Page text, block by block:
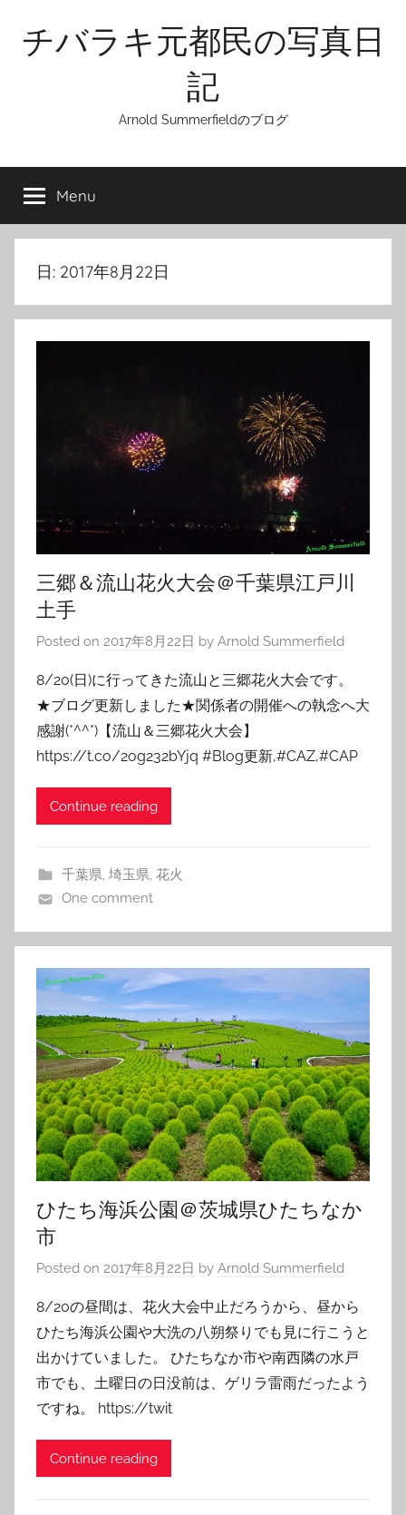
content
チバラキ元都民の写真日
記
Arnold Summerfieldのブログ
Menu
日: 2017年8月22日
三郷＆流山花火大会＠千葉県江戸川
土手
Posted on 2017年8月22日 by Arnold Summerfield
8/20(日)に行ってきた流山と三郷花火大会です。
★ブログ更新しました★関係者の開催への執念へ大
感謝(*^^*)【流山＆三郷花火大会】
https://t.co/2og232bYjq #Blog更新,#CAZ,#CAP
Continue reading
千葉県, 埼玉県, 花火
One comment
ひたち海浜公園＠茨城県ひたちなか
市
Posted on 2017年8月22日 by Arnold Summerfield
8/20の昼間は、花火大会中止だろうから、昼から
ひたち海浜公園や大洗の八朔祭りでも見に行こうと
出かけていました。 ひたちなか市や南西隣の水戸
市でも、土曜日の日没前は、ゲリラ雷雨だったよう
ですね。 https://twit
Continue reading